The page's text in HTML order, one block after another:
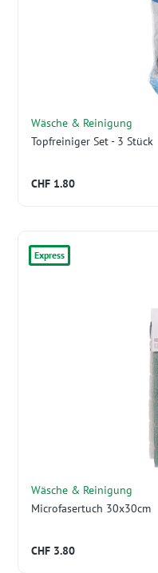
Wäsche & Reinigung
Topfreiniger Set - 3 Stück
CHF 1.80
Express
Wäsche & Reinigung
Microfasertuch 30x30cm
CHF 3.80